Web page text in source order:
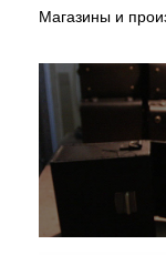
Магазины и